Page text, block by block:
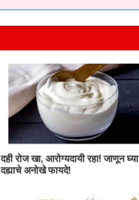
दही रोज खा, आरोग्यदायी रहा! जाणून घ्या
दह्याचे अनोखे फायदे!